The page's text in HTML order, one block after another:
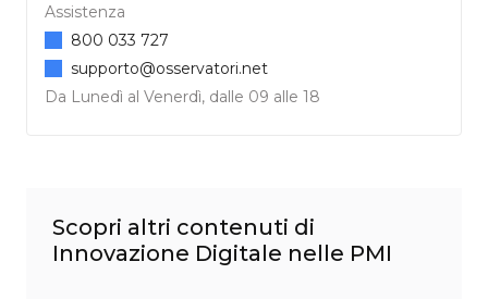
Assistenza
Da Lunedì al Venerdì, dalle 09 alle 18
800 033 727
supporto@osservatori.net
Scopri altri contenuti di
Innovazione Digitale nelle PMI